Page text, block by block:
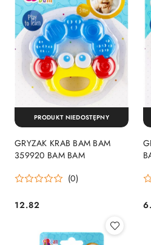
GRYZAK KRAB BAM BAM
359920 BAM BAM
(0)
Cena:
12.82
PRODUKT NIEDOSTĘPNY